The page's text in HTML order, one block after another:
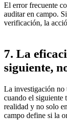
El error frecuente
auditar en campo.
verificación, la
7. La
siguiente,
La investigación no
cuando el siguiente
realidad y no solo
campo define si la